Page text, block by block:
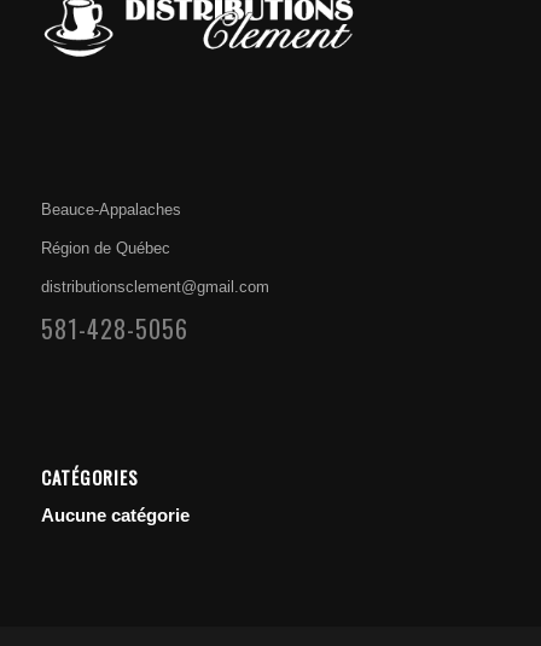
Beauce-Appalaches
Région de Québec
distributionsclement@gmail.com
581-428-5056
CATÉGORIES
Aucune catégorie